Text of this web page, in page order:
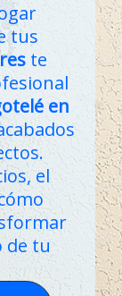
tus
te
en
el
de tu